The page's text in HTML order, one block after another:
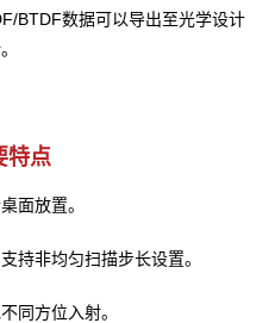
BTDF数据可以导出至光学设计
特点
面放置。
持非均匀扫描步长设置。
同方位入射。